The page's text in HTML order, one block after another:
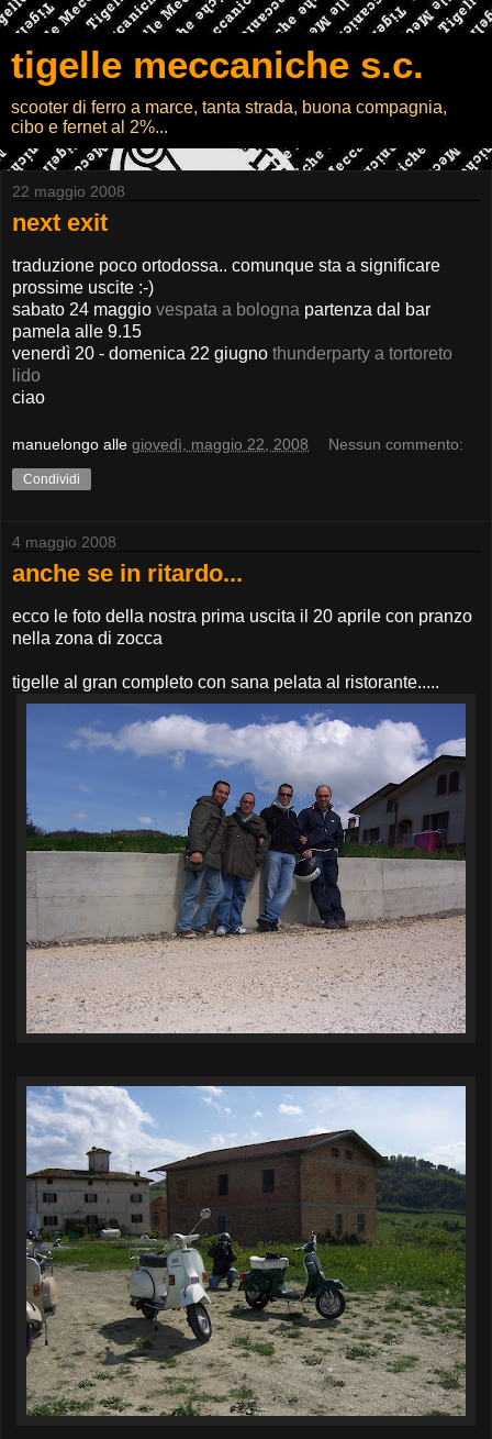
tigelle meccaniche s.c.
scooter di ferro a marce, tanta strada, buona compagnia,
cibo e fernet al 2%...
22 maggio 2008
next exit
traduzione poco ortodossa.. comunque sta a significare
prossime uscite :-)
sabato 24 maggio vespata a bologna partenza dal bar
pamela alle 9.15
venerdì 20 - domenica 22 giugno thunderparty a tortoreto
lido
ciao
manuelongo alle giovedì, maggio 22, 2008 Nessun commento:
Condividi
4 maggio 2008
anche se in ritardo...
ecco le foto della nostra prima uscita il 20 aprile con pranzo
nella zona di zocca
tigelle al gran completo con sana pelata al ristorante.....